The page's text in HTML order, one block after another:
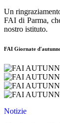
Un
FAI di Parma,
nostro istituto.
FAI Giornate
Notizie